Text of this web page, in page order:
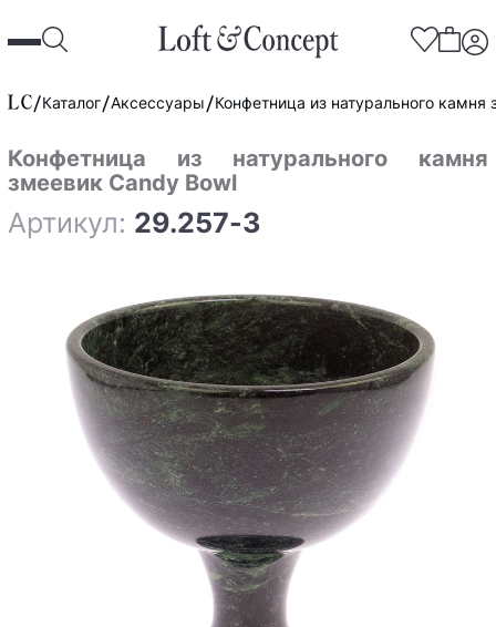
Каталог Аксессуары Конфетница из натурального камня
Конфетница из натурального камня
змеевик Candy Bowl
Артикул: 29.257-3